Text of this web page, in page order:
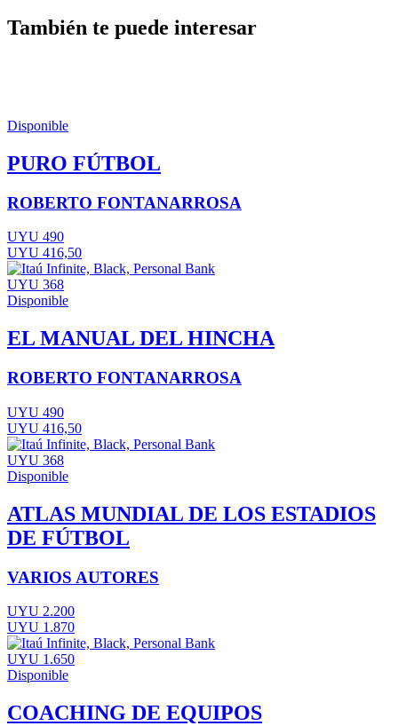
También te puede interesar
Disponible
PURO FÚTBOL
ROBERTO FONTANARROSA
UYU 490
UYU 416,50
UYU 368
Disponible
EL MANUAL DEL HINCHA
ROBERTO FONTANARROSA
UYU 490
UYU 416,50
UYU 368
Disponible
ATLAS MUNDIAL DE LOS ESTADIOS
DE FÚTBOL
VARIOS AUTORES
UYU 2.200
UYU 1.870
UYU 1.650
Disponible
COACHING DE EQUIPOS